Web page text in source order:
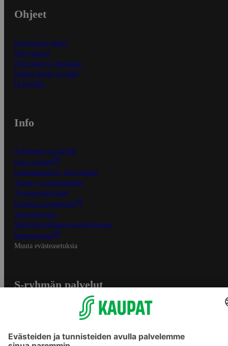
Ohjeet
Ensitilaajan ohjeet
Näin maksat
Näin tilaat ja muokkaat
Kaikki ohjeet ja vinkit
In English
Info
S-Business yrityksille
Oiva-raportit
Osuuskauppojen yhteystiedot
Tilaus- ja toimitusehdot
Tietosuojakäytäntö
Palvelun käyttöehdot
Saavutettavuus
Mobiilisovelluksen saavutettavuus
Mainostajalle
Muuta evästeasetuksia
S-ryhmän palvelut
Yhteishyvä Ruoka -sovellus